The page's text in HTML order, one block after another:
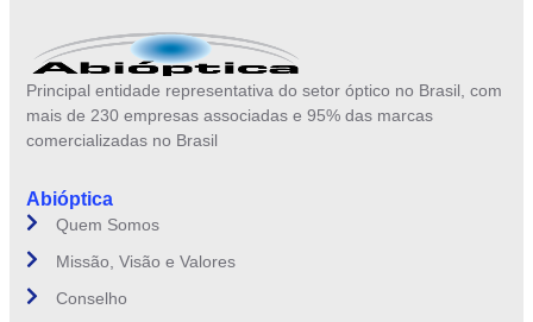
Principal entidade representativa do setor óptico no Brasil, com
mais de 230 empresas associadas e 95% das marcas
comercializadas no Brasil
Abióptica
Quem Somos
Missão, Visão e Valores
Conselho